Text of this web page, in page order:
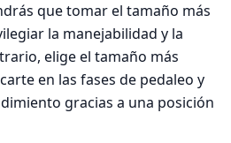
que tomar el tamaño más
la manejabilidad y la
elige el tamaño más
en las fases de pedaleo y
gracias a una posición